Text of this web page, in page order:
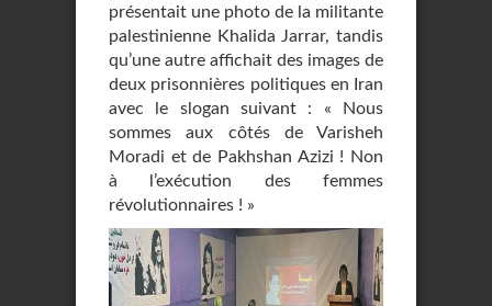
présentait une photo de la militante
palestinienne Khalida Jarrar, tandis
qu’une autre affichait des images de
deux prisonnières politiques en Iran
avec le slogan suivant : « Nous
sommes aux côtés de Varisheh
Moradi et de Pakhshan Azizi ! Non
à l’exécution des femmes
révolutionnaires ! »